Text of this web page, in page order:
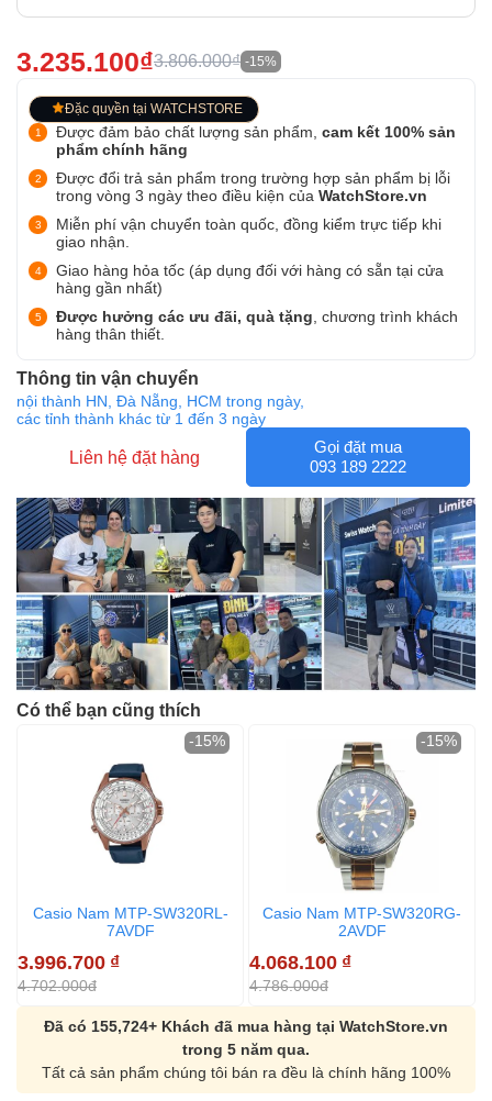
3.235.100₫3.806.000₫ -15%
Đặc quyền tại WATCHSTORE
Được đảm bảo chất lượng sản phẩm, cam kết 100% sản
phẩm chính hãng
Được đổi trả sản phẩm trong trường hợp sản phẩm bị lỗi
trong vòng 3 ngày theo điều kiện của WatchStore.vn
Miễn phí vận chuyển toàn quốc, đồng kiểm trực tiếp khi
giao nhận.
Giao hàng hỏa tốc (áp dụng đối với hàng có sẵn tại cửa
hàng gần nhất)
Được hưởng các ưu đãi, quà tặng , chương trình khách
hàng thân thiết.
Thông tin vận chuyển
nội thành HN, Đà Nẵng, HCM trong ngày,
các tỉnh thành khác từ 1 đến 3 ngày
Liên hệ đặt hàng
Gọi đặt mua
093 189 2222
Có thể bạn cũng thích
Casio Nam MTP-SW320RL-
7AVDF
3.996.700 ₫
4.702.000đ
-15%
Casio Nam MTP-SW320RG-
2AVDF
4.068.100 ₫
4.786.000đ
-15%
Đã có 155,724+ Khách đã mua hàng tại WatchStore.vn
trong 5 năm qua.
Tất cả sản phẩm chúng tôi bán ra đều là chính hãng 100%